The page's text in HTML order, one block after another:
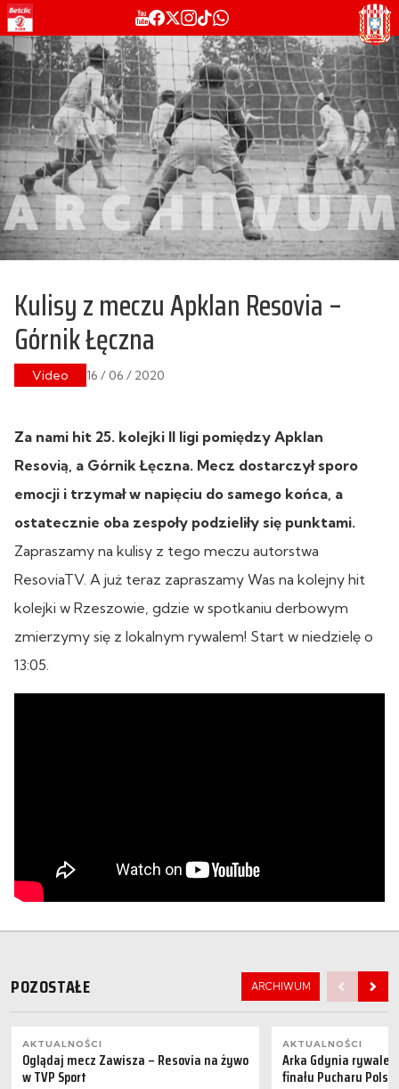
Kulisy z meczu Apklan Resovia –
Górnik Łęczna
Video 16 / 06 / 2020
Za nami hit 25. kolejki II ligi pomiędzy Apklan
Resovią, a Górnik Łęczna. Mecz dostarczył sporo
emocji i trzymał w napięciu do samego końca, a
ostatecznie oba zespoły podzieliły się punktami.
Zapraszamy na kulisy z tego meczu autorstwa
ResoviaTV. A już teraz zapraszamy Was na kolejny hit
kolejki w Rzeszowie, gdzie w spotkaniu derbowym
zmierzymy się z lokalnym rywalem! Start w niedzielę o
13:05.
POZOSTAŁE ARCHIWUM
AKTUALNOŚCI
Oglądaj mecz Zawisza – Resovia na żywo
w TVP Sport
AKTUALNOŚCI
Arka Gdynia
finału Pucharu Polski